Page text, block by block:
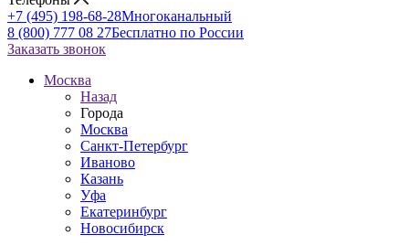
+7 (495) 198-68-28Многоканальный
8 (800) 777 08 27Бесплатно по России
Заказать звонок
Москва
Назад
Города
Москва
Санкт-Петербург
Иваново
Казань
Уфа
Екатеринбург
Новосибирск